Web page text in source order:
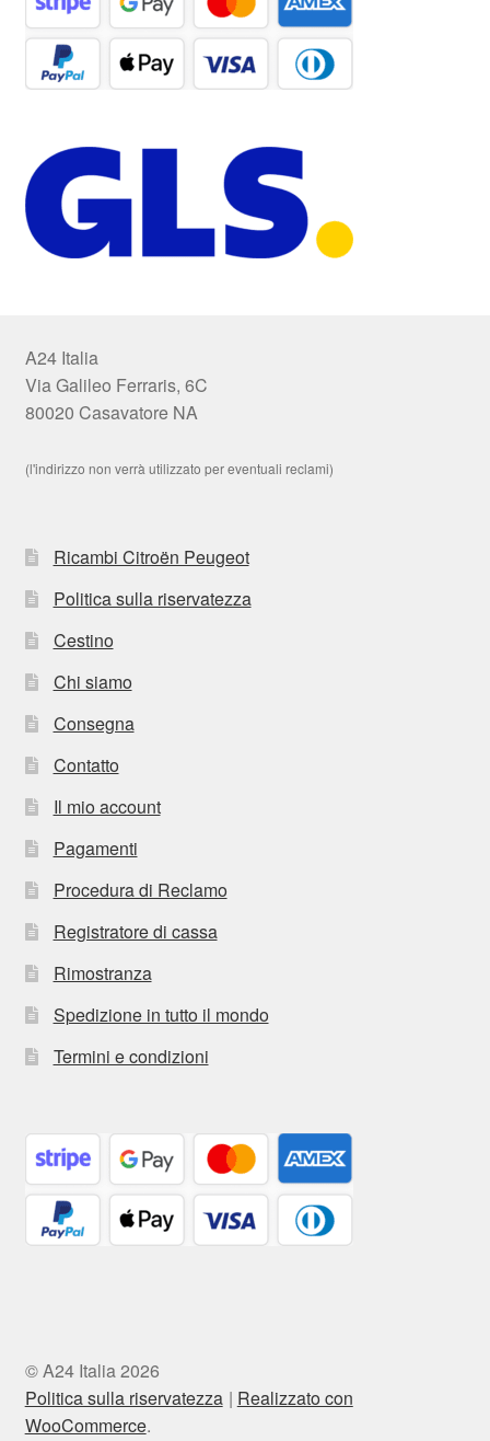
A24 Italia
Via Galileo Ferraris, 6C
80020 Casavatore NA
(l'indirizzo non verrà utilizzato per eventuali reclami)
Ricambi Citroën Peugeot
Politica sulla riservatezza
Cestino
Chi siamo
Consegna
Contatto
Il mio account
Pagamenti
Procedura di Reclamo
Registratore di cassa
Rimostranza
Spedizione in tutto il mondo
Termini e condizioni
© A24 Italia 2026
Politica sulla riservatezza
Realizzato con
WooCommerce.